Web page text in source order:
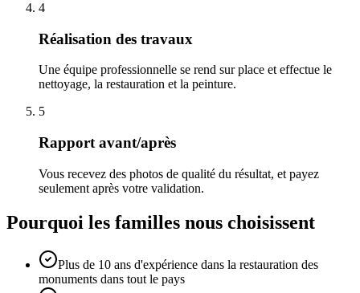
4
Réalisation des travaux
Une équipe professionnelle se rend sur place et effectue le
nettoyage, la restauration et la peinture.
5
Rapport avant/après
Vous recevez des photos de qualité du résultat, et payez
seulement après votre validation.
Pourquoi les familles nous choisissent
Plus de 10 ans d'expérience dans la restauration des
monuments dans tout le pays